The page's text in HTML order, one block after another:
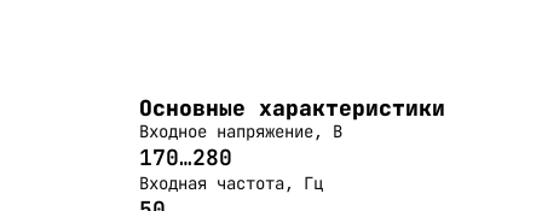
Основные характеристики
Входное напряжение, В
170…280
Входная частота, Гц